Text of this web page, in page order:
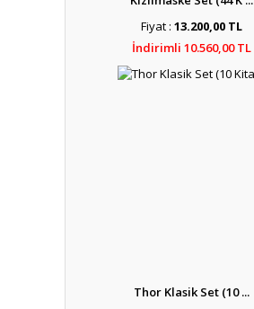
Fiyat : 13.200,00 TL
İndirimli 10.560,00 TL
Thor Klasik Set (10 ...